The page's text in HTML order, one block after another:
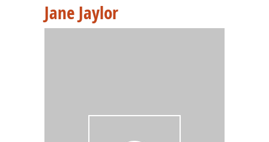
Jane Jaylor